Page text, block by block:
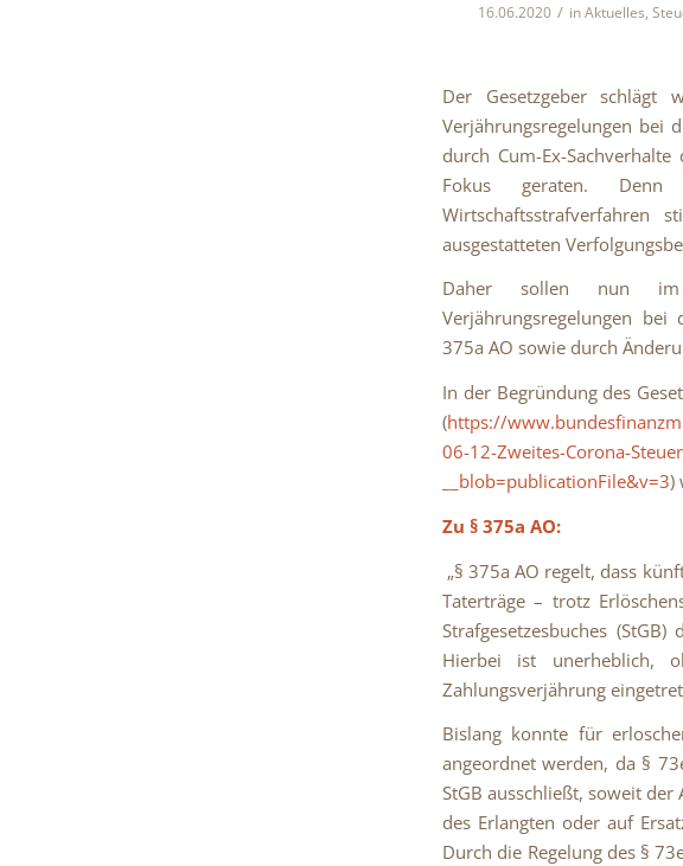
16.06.2020 / inAktuelles,
Der Gesetzgeber
Verjährungsregelungen bei
durch Cum-Ex-
Fokus geraten.
Wirtschaftsstrafverfahren
ausgestatteten
Daher sollen nun im
Verjährungsregelungen
375a AO sowie durch
In der Begründung des
(https://
06-12-Zweites-Corona-
__blob=publicationFile&v=3)
Zu § 375a AO:
„§ 375a AO regelt, dass
Taterträge – trotz
Strafgesetzesbuches
Hierbei ist unerheblich,
Zahlungsverjährung
Bislang konnte für
angeordnet werden, da §
StGB ausschließt, soweit
des Erlangten oder auf
Durch die Regelung des §